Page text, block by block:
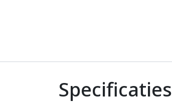
Specificaties